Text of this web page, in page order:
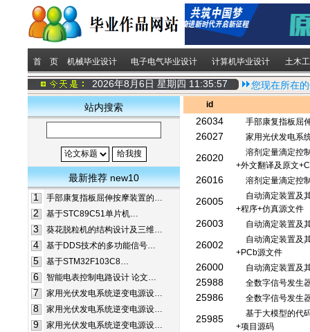
首 页 机械毕业设计 电子电气毕业设计 计算机毕业设计 土木
2026年8月6日 星期四 11:35:57
您现在所在
站内搜索
最新推荐 new10
1
手部康复指板屈伸按摩装置的…
2 基于STC89C51单片机…
3 葵花脱粒机的结构设计及三维…
4 基于DDS技术的多功能信号…
5 基于STM32F103C8…
6 智能电表控制电路设计 论文…
7 家用光伏发电系统逆变电源设…
8 家用光伏发电系统逆变电源设…
9 家用光伏发电系统逆变电源设…
id
26034 手部康复指板屈
26027 家用光伏发电系
26020
溶剂定量滴定控
+外文翻译及原文
26016 溶剂定量滴定控
26005
自动滴定装置及
+程序+仿真源文件
26003 自动滴定装置及
26002
自动滴定装置及
+PCb源文件
26000 自动滴定装置及
25988 全数字信号发生
25986 全数字信号发生
25985
基于大模型的代
+项目源码